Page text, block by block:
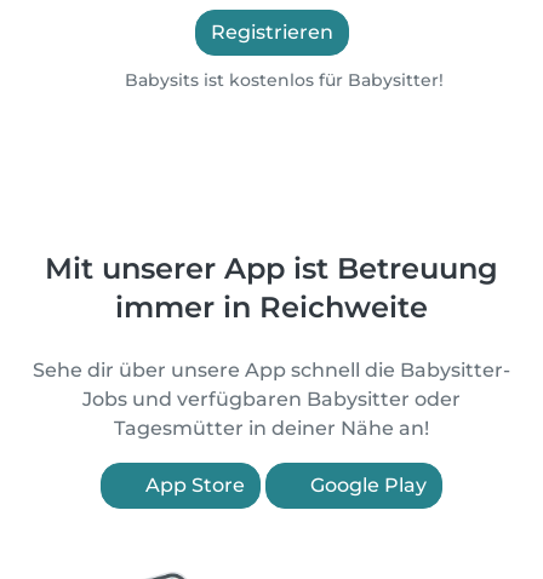
Registrieren
Babysits ist kostenlos für Babysitter!
Mit unserer App ist Betreuung
immer in Reichweite
Sehe dir über unsere App schnell die Babysitter-
Jobs und verfügbaren Babysitter oder
Tagesmütter in deiner Nähe an!
App Store Google Play